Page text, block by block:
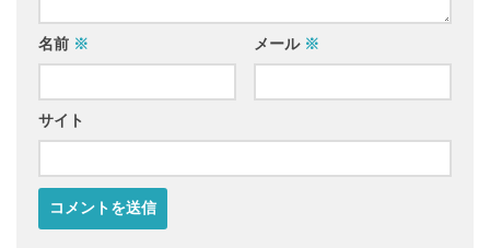
名前 ※ メール ※
サイト